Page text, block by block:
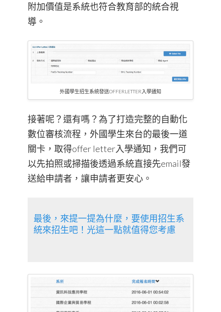
附加價值是系統也符合教育部的統合視
導。
外國學生招生系統發送OFFERLETTER入學通知
接著呢？還有嗎？為了打造完整的自動化
數位審核流程，外國學生來台的最後一道
關卡，取得offer letter入學通知，我們可
以先拍照或掃描後透過系統直接先email發
送給申請者，讓申請者更安心。
最後，來提一提為什麼，要使用招生系
統來招生吧！光這一點就值得您考慮